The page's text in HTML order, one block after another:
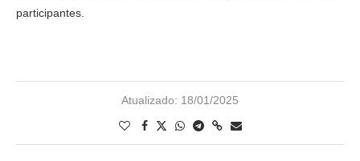
participantes.
Atualizado: 18/01/2025